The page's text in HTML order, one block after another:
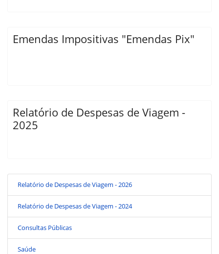
Emendas Impositivas "Emendas Pix"
Relatório de Despesas de Viagem -
2025
Relatório de Despesas de Viagem - 2026
Relatório de Despesas de Viagem - 2024
Consultas Públicas
Saúde